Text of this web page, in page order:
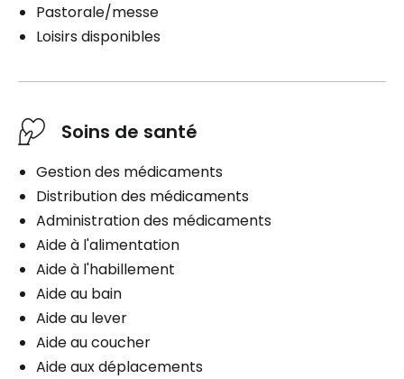
Pastorale/messe
Loisirs disponibles
Soins de santé
Gestion des médicaments
Distribution des médicaments
Administration des médicaments
Aide à l'alimentation
Aide à l'habillement
Aide au bain
Aide au lever
Aide au coucher
Aide aux déplacements